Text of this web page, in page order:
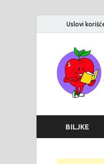
Uslovi
BILJKE